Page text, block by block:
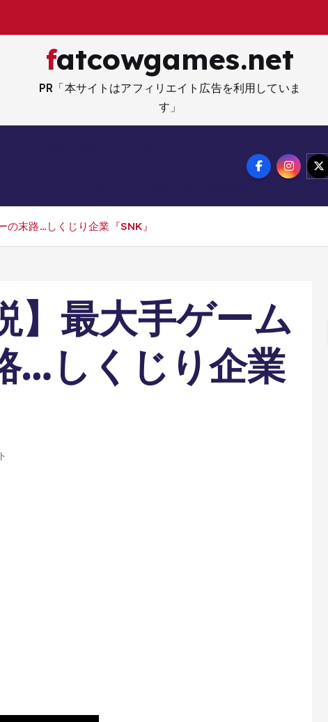
fatcowgames.net
PR「本サイトはアフィリエイト広告を利用していま
す」
の末路…しくじり企業『SNK』
】最大手ゲーム
…しくじり企業